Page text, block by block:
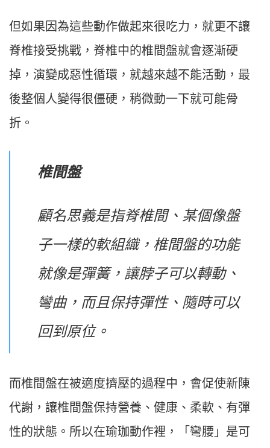
但如果因為這些動作做起來很吃力，就更不讓
脊椎接受挑戰，脊椎中的椎間盤就會逐漸硬
掉，演變成惡性循環，就越來越不能活動，最
後整個人變得很僵硬，稍微動一下就可能骨
折。
椎間盤
顧名思義是指脊椎間、某個像盤
子一樣的軟組織，椎間盤的功能
就像是彈簧，讓脖子可以轉動、
彎曲，而且保持彈性、隨時可以
回到原位。
而椎間盤在被適度擠壓的過程中，會促使新陳
代謝，讓椎間盤保持營養、健康、柔軟、有彈
性的狀態。所以在瑜珈動作裡，「彎腰」是可